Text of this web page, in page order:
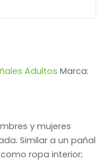
Adultos Marca:
y mujeres
Similar a un pañal
ropa interior;